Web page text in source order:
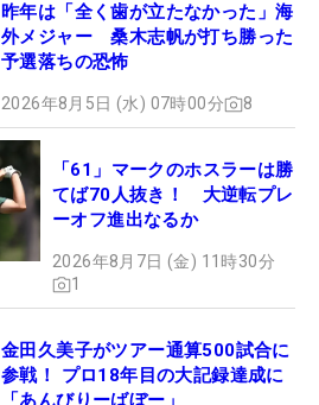
昨年は「全く歯が立たなかった」海
外メジャー 桑木志帆が打ち勝った
予選落ちの恐怖
2026年8月5日 (水) 07時00分 8
「61」マークのホスラーは勝
てば70人抜き！ 大逆転プレ
ーオフ進出なるか
2026年8月7日 (金) 11時30分
1
金田久美子がツアー通算500試合に
参戦！ プロ18年目の大記録達成に
「あんびりーばぼー」